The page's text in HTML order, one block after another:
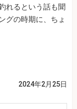
れるという話も聞
グの時期に、ちょ
2024年2月25日